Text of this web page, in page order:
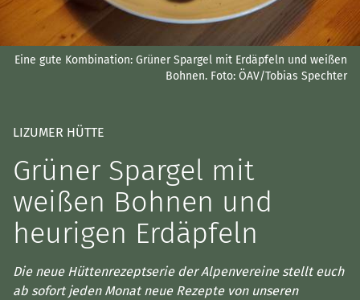
Eine gute Kombination: Grüner Spargel mit Erdäpfeln und weißen
Bohnen. Foto: ÖAV/Tobias Spechter
LIZUMER HÜTTE
Grüner Spargel mit
weißen Bohnen und
heurigen Erdäpfeln
Die neue Hüttenrezeptserie der Alpenvereine stellt euch
ab sofort jeden Monat neue Rezepte von unseren